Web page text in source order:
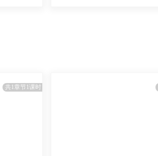
共1章节1课时